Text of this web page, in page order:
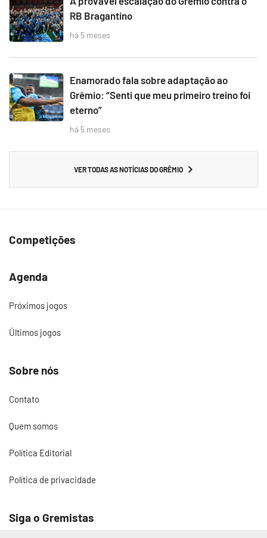
RB Bragantino
há 5 meses
Enamorado fala sobre adaptação ao
Grêmio: “Senti que meu primeiro treino foi
eterno”
há 5 meses
VER TODAS AS NOTÍCIAS DO GRÊMIO
Competições
Agenda
Próximos jogos
Últimos jogos
Sobre nós
Contato
Quem somos
Política Editorial
Política de privacidade
Siga o Gremistas